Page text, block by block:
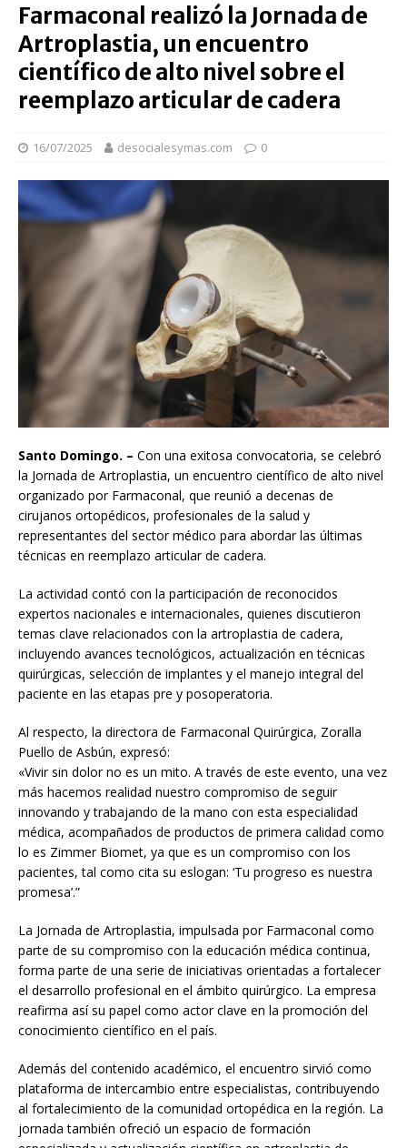
Farmaconal realizó la Jornada de
Artroplastia, un encuentro
científico de alto nivel sobre el
reemplazo articular de cadera
16/07/2025 desocialesymas.com 0
Santo Domingo. – Con una exitosa convocatoria, se celebró
la Jornada de Artroplastia, un encuentro científico de alto nivel
organizado por Farmaconal, que reunió a decenas de
cirujanos ortopédicos, profesionales de la salud y
representantes del sector médico para abordar las últimas
técnicas en reemplazo articular de cadera.
La actividad contó con la participación de reconocidos
expertos nacionales e internacionales, quienes discutieron
temas clave relacionados con la artroplastia de cadera,
incluyendo avances tecnológicos, actualización en técnicas
quirúrgicas, selección de implantes y el manejo integral del
paciente en las etapas pre y posoperatoria.
Al respecto, la directora de Farmaconal Quirúrgica, Zoralla
Puello de Asbún, expresó:
«Vivir sin dolor no es un mito. A través de este evento, una vez
más hacemos realidad nuestro compromiso de seguir
innovando y trabajando de la mano con esta especialidad
médica, acompañados de productos de primera calidad como
lo es Zimmer Biomet, ya que es un compromiso con los
pacientes, tal como cita su eslogan: ‘Tu progreso es nuestra
promesa’.”
La Jornada de Artroplastia, impulsada por Farmaconal como
parte de su compromiso con la educación médica continua,
forma parte de una serie de iniciativas orientadas a fortalecer
el desarrollo profesional en el ámbito quirúrgico. La empresa
reafirma así su papel como actor clave en la promoción del
conocimiento científico en el país.
Además del contenido académico, el encuentro sirvió como
plataforma de intercambio entre especialistas, contribuyendo
al fortalecimiento de la comunidad ortopédica en la región. La
jornada también ofreció un espacio de formación